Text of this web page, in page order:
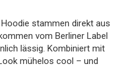
stammen direkt aus
vom Berliner Label
lässig. Kombiniert mit
mühelos cool – und